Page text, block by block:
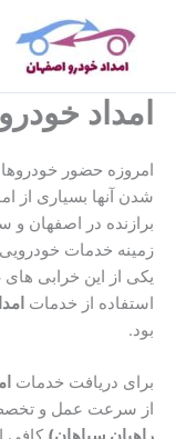
امداد
امروزه حضور
شدن آنها بسیاری از
برازنده در اصفهان و
زمینه خدمات
یکی از این خرابی
استفاده از خدمات
بود.
برای دریافت خدمات
از سرعت عمل و